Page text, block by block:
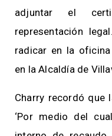
adjuntar el
representación
radicar en la
en la Alcaldía de
Charry recordó que
‘Por medio del